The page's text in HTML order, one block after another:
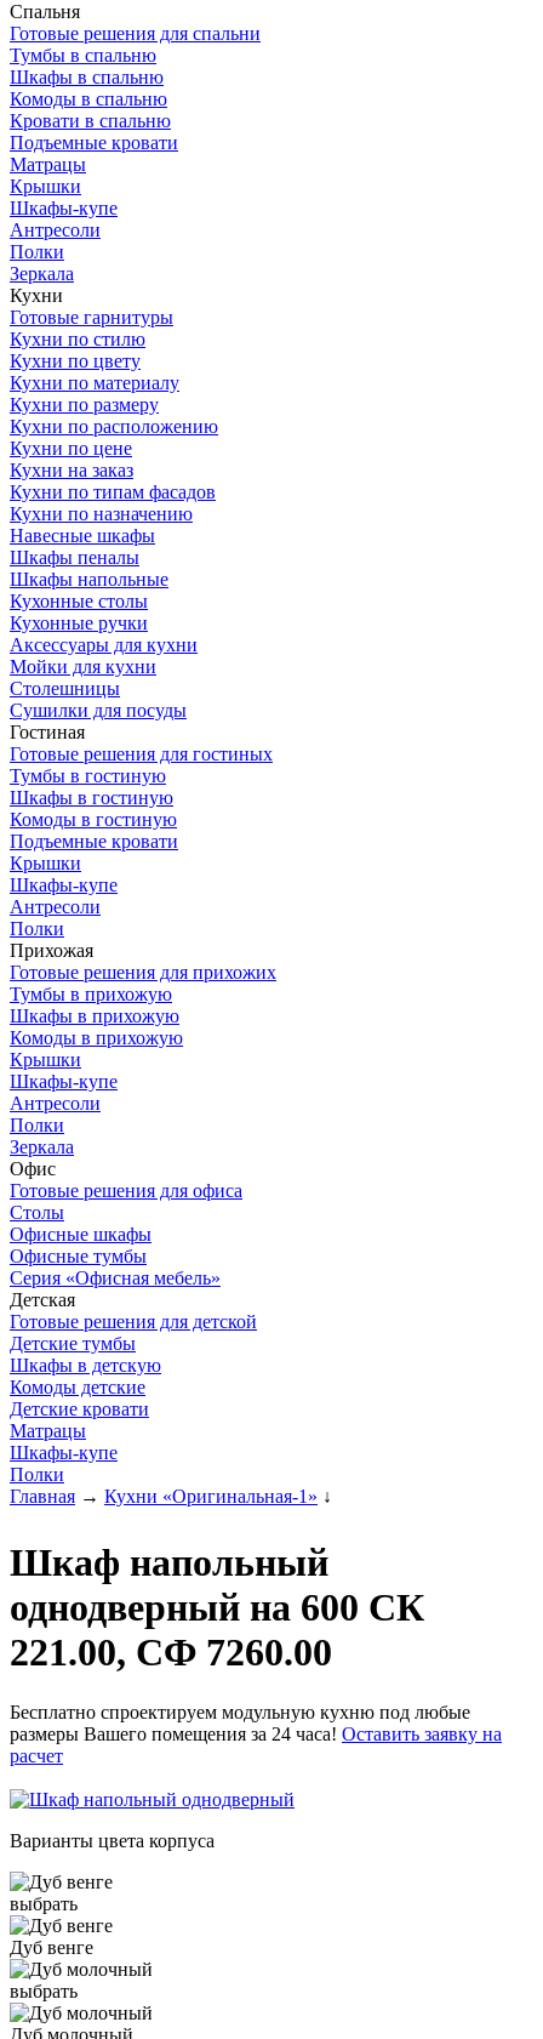
Спальня
Готовые решения для спальни
Тумбы в спальню
Шкафы в спальню
Комоды в спальню
Кровати в спальню
Подъемные кровати
Матрацы
Крышки
Шкафы-купе
Антресоли
Полки
Зеркала
Кухни
Готовые гарнитуры
Кухни по стилю
Кухни по цвету
Кухни по материалу
Кухни по размеру
Кухни по расположению
Кухни по цене
Кухни на заказ
Кухни по типам фасадов
Кухни по назначению
Навесные шкафы
Шкафы пеналы
Шкафы напольные
Кухонные столы
Кухонные ручки
Аксессуары для кухни
Мойки для кухни
Столешницы
Сушилки для посуды
Гостиная
Готовые решения для гостиных
Тумбы в гостиную
Шкафы в гостиную
Комоды в гостиную
Подъемные кровати
Крышки
Шкафы-купе
Антресоли
Полки
Прихожая
Готовые решения для прихожих
Тумбы в прихожую
Шкафы в прихожую
Комоды в прихожую
Крышки
Шкафы-купе
Антресоли
Полки
Зеркала
Офис
Готовые решения для офиса
Столы
Офисные шкафы
Офисные тумбы
Серия «Офисная мебель»
Детская
Готовые решения для детской
Детские тумбы
Шкафы в детскую
Комоды детские
Детские кровати
Матрацы
Шкафы-купе
Полки
Главная → Кухни «Оригинальная-1» ↓
Шкаф напольный
однодверный на 600 СК
221.00, СФ 7260.00
Бесплатно спроектируем модульную кухню под любые
размеры Вашего помещения за 24 часа! Оставить заявку на
расчет
Варианты цвета корпуса
выбрать
Дуб венге
выбрать
Дуб молочный